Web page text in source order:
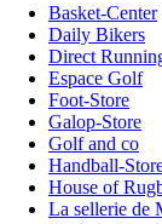
Basket-Center
Daily Bikers
Direct
Espace Golf
Foot-Store
Galop-Store
Golf and co
Handball-
House of
La sellerie de